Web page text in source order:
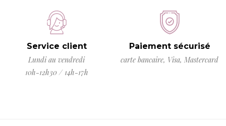
Service client
Lundi au vendredi
10h-12h30 / 14h-17h
Paiement sécurisé
carte bancaire, Visa, Mastercard